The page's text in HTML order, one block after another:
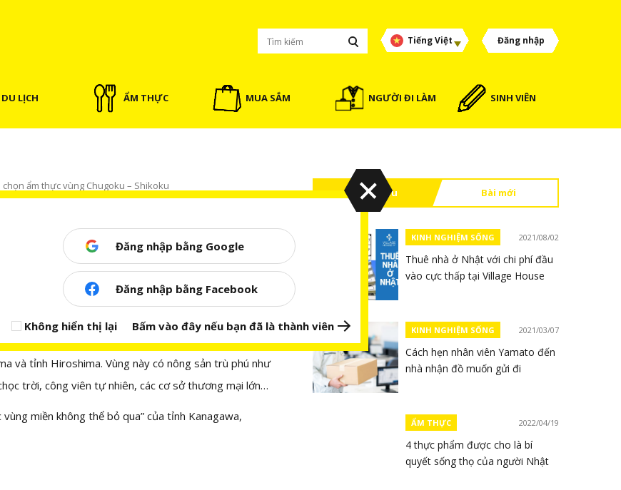
Tiếng Việt Đăng nhập
DU LỊCH ẨM THỰC MUA SẮM NGƯỜI ĐI LÀM SINH VIÊN
chọn ẩm thực vùng Chugoku – Shikoku
– Shikoku
và tỉnh Hiroshima. Vùng này có nông sản trù phú như
trời, công viên tự nhiên, các cơ sở thương mại lớn…
miền không thể bỏ qua” của tỉnh Kanagawa,
Đọc nhiều Bài mới
KINH NGHIỆM SỐNG 2021/08/02
Thuê nhà ở Nhật với chi phí đầu
vào cực thấp tại Village House
KINH NGHIỆM SỐNG 2021/03/07
Cách hẹn nhân viên Yamato đến
nhà nhận đồ muốn gửi đi
ẨM THỰC 2022/04/19
4 thực phẩm được cho là bí
quyết sống thọ của người Nhật
Đăng nhập bằng Google
Đăng nhập bằng Facebook
Không hiển thị lại Bấm vào đây nếu bạn đã là thành viên